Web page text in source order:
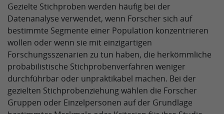
Gezielte Stichproben werden häufig bei der
Datenanalyse verwendet, wenn Forscher sich auf
bestimmte Segmente einer Population konzentrieren
wollen oder wenn sie mit einzigartigen
Forschungsszenarien zu tun haben, die herkömmliche
probabilistische Stichprobenverfahren weniger
durchführbar oder unpraktikabel machen. Bei der
gezielten Stichprobenziehung wählen die Forscher
Gruppen oder Einzelpersonen auf der Grundlage